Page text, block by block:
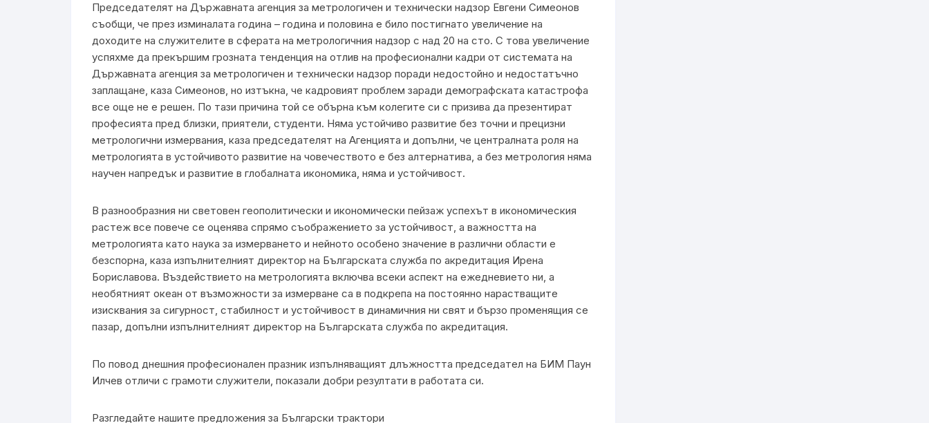
Председателят на Държавната агенция за метрологичен и технически надзор Евгени Симеонов
съобщи, че през изминалата година – година и половина е било постигнато увеличение на
доходите на служителите в сферата на метрологичния надзор с над 20 на сто. С това увеличение
успяхме да прекършим грозната тенденция на отлив на професионални кадри от системата на
Държавната агенция за метрологичен и технически надзор поради недостойно и недостатъчно
заплащане, каза Симеонов, но изтъкна, че кадровият проблем заради демографската катастрофа
все още не е решен. По тази причина той се обърна към колегите си с призива да презентират
професията пред близки, приятели, студенти. Няма устойчиво развитие без точни и прецизни
метрологични измервания, каза председателят на Агенцията и допълни, че централната роля на
метрологията в устойчивото развитие на човечеството е без алтернатива, а без метрология няма
научен напредък и развитие в глобалната икономика, няма и устойчивост.
В разнообразния ни световен геополитически и икономически пейзаж успехът в икономическия
растеж все повече се оценява спрямо съображението за устойчивост, а важността на
метрологията като наука за измерването и нейното особено значение в различни области е
безспорна, каза изпълнителният директор на Българската служба по акредитация Ирена
Бориславова. Въздействието на метрологията включва всеки аспект на ежедневието ни, а
необятният океан от възможности за измерване са в подкрепа на постоянно нарастващите
изисквания за сигурност, стабилност и устойчивост в динамичния ни свят и бързо променящия се
пазар, допълни изпълнителният директор на Българската служба по акредитация.
По повод днешния професионален празник изпълняващият длъжността председател на БИМ Паун
Илчев отличи с грамоти служители, показали добри резултати в работата си.
Разгледайте нашите предложения за Български трактори